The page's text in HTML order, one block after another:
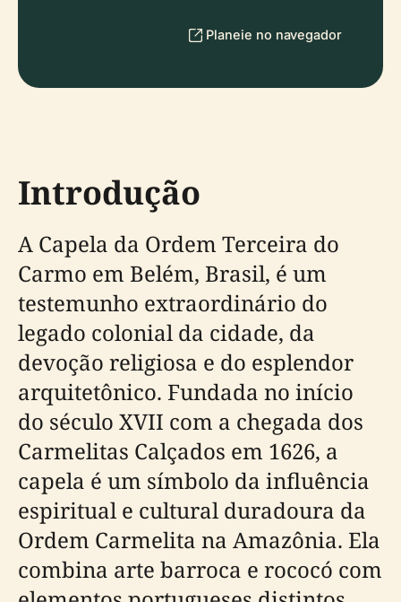
Planeie no navegador
Introdução
A Capela da Ordem Terceira do
Carmo em Belém, Brasil, é um
testemunho extraordinário do
legado colonial da cidade, da
devoção religiosa e do esplendor
arquitetônico. Fundada no início
do século XVII com a chegada dos
Carmelitas Calçados em 1626, a
capela é um símbolo da influência
espiritual e cultural duradoura da
Ordem Carmelita na Amazônia. Ela
combina arte barroca e rococó com